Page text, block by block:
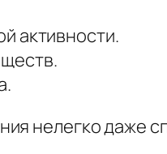
активности.
нелегко даже